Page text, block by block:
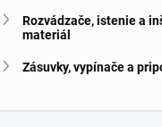
Rozvádzače, istenie a
materiál
Zásuvky, vypínače a